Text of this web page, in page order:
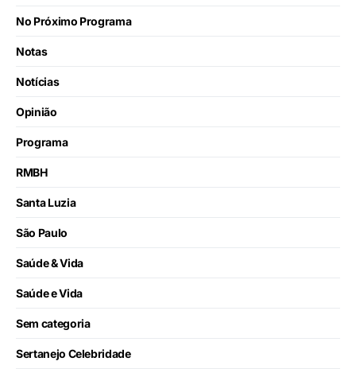
No Próximo Programa
Notas
Notícias
Opinião
Programa
RMBH
Santa Luzia
São Paulo
Saúde & Vida
Saúde e Vida
Sem categoria
Sertanejo Celebridade